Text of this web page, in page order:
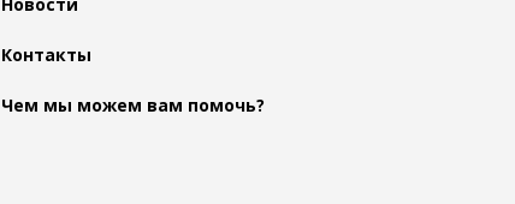
Контакты
Чем мы можем вам помочь?